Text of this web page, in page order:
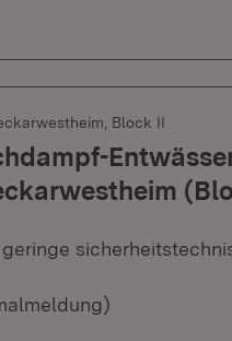
Block II